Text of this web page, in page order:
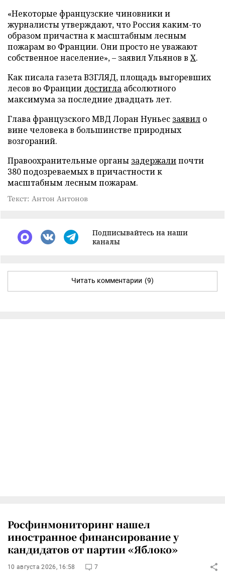
«Некоторые французские чиновники и
журналисты утверждают, что Россия каким-то
образом причастна к масштабным лесным
пожарам во Франции. Они просто не уважают
собственное население», – заявил Ульянов в X.
Как писала газета ВЗГЛЯД, площадь выгоревших
лесов во Франции достигла абсолютного
максимума за последние двадцать лет.
Глава французского МВД Лоран Нуньес заявил о
вине человека в большинстве природных
возгораний.
Правоохранительные органы задержалипочти
380 подозреваемых в причастности к
масштабным лесным пожарам.
Текст: Антон Антонов
Подписывайтесь на наши
каналы
Читать комментарии (9)
Росфинмониторинг нашел
иностранное финансирование у
кандидатов от партии «Яблоко»
10 августа 2026, 16:58 7